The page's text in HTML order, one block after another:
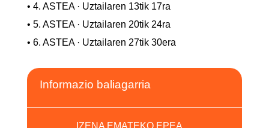
• 4. ASTEA · Uztailaren 13tik 17ra
• 5. ASTEA · Uztailaren 20tik 24ra
• 6. ASTEA · Uztailaren 27tik 30era
Informazio baliagarria
IZENA EMATEKO EPEA